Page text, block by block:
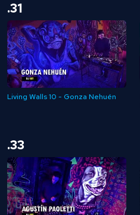
.31
Living Walls 10 - Gonza Nehuén
.33